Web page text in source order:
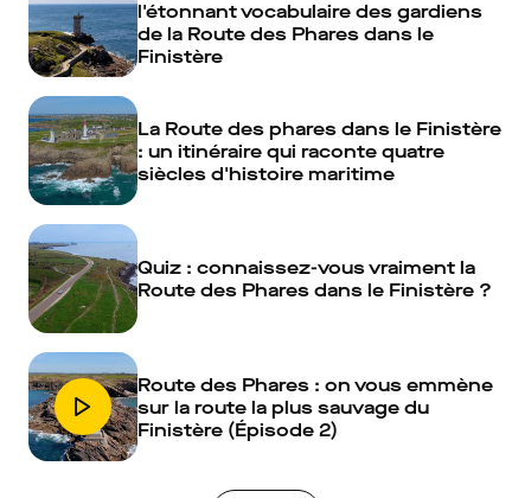
l'étonnant vocabulaire des gardiens
de la Route des Phares dans le
Finistère
La Route des phares dans le Finistère
: un itinéraire qui raconte quatre
siècles d'histoire maritime
Quiz : connaissez-vous vraiment la
Route des Phares dans le Finistère ?
Route des Phares : on vous emmène
sur la route la plus sauvage du
Finistère (Épisode 2)